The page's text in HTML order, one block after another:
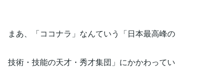
まあ、「ココナラ」なんていう「日本最高峰の
技術・技能の天才・秀才集団」にかかわってい